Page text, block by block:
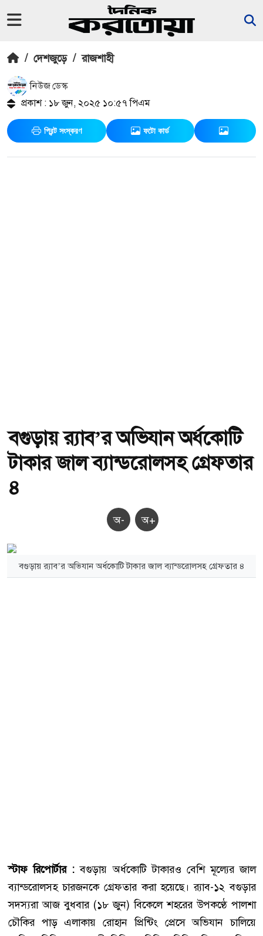
/ দেশজুড়ে / রাজশাহী
নিউজ ডেস্ক
প্রকাশ : ১৮ জুন, ২০২৫ ১০:৫৭ পিএম
প্রিন্ট সংস্করণ ফটো কার্ড
বগুড়ায় র‌্যাব’র অভিযান অর্ধকোটি
টাকার জাল ব্যান্ডরোলসহ গ্রেফতার
৪
অ- অ+
বগুড়ায় র‌্যাব’র অভিযান অর্ধকোটি টাকার জাল ব্যান্ডরোলসহ গ্রেফতার ৪
স্টাফ রিপোর্টার : বগুড়ায় অর্ধকোটি টাকারও বেশি মূল্যের জাল
ব্যান্ডরোলসহ চারজনকে গ্রেফতার করা হয়েছে। র‌্যাব-১২ বগুড়ার
সদস্যরা আজ বুধবার (১৮ জুন) বিকেলে শহরের উপকণ্ঠে পালশা
চৌকির পাড় এলাকায় রোহান প্রিন্টিং প্রেসে অভিযান চালিয়ে